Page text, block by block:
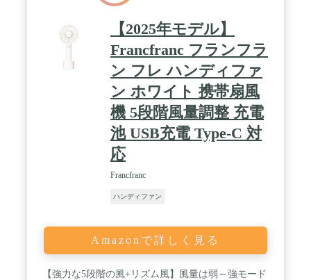
【2025年モデル】
Francfranc フランフラ
ン フレ ハンディファ
ン ホワイト 携帯扇風
機 5段階風量調整 充電
池 USB充電 Type-C 対
応
Francfranc
ハンディファン
Amazonで詳しく見る
【強力な5段階の風+リズム風】風量は弱～強モード